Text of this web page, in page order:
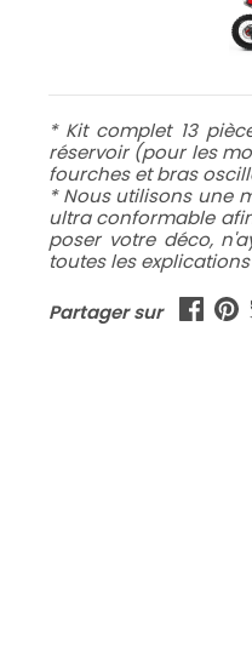
* Kit complet 13
réservoir (pour les
fourches et bras
* Nous utilisons une
ultra conformable
poser votre déco,
toutes les
Partager sur